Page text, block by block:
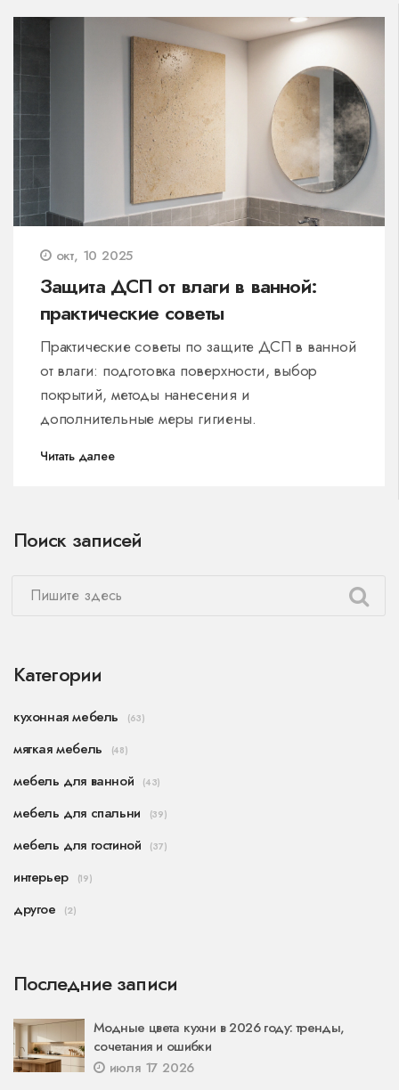
окт, 10 2025
Защита ДСП от влаги в ванной:
практические советы
Практические советы по защите ДСП в ванной
от влаги: подготовка поверхности, выбор
покрытий, методы нанесения и
дополнительные меры гигиены.
Читать далее
Поиск записей
Категории
кухонная мебель (63)
мягкая мебель (48)
мебель для ванной (43)
мебель для спальни (39)
мебель для гостиной (37)
интерьер (19)
другое (2)
Последние записи
Модные цвета кухни в 2026 году: тренды,
сочетания и ошибки
июля 17 2026